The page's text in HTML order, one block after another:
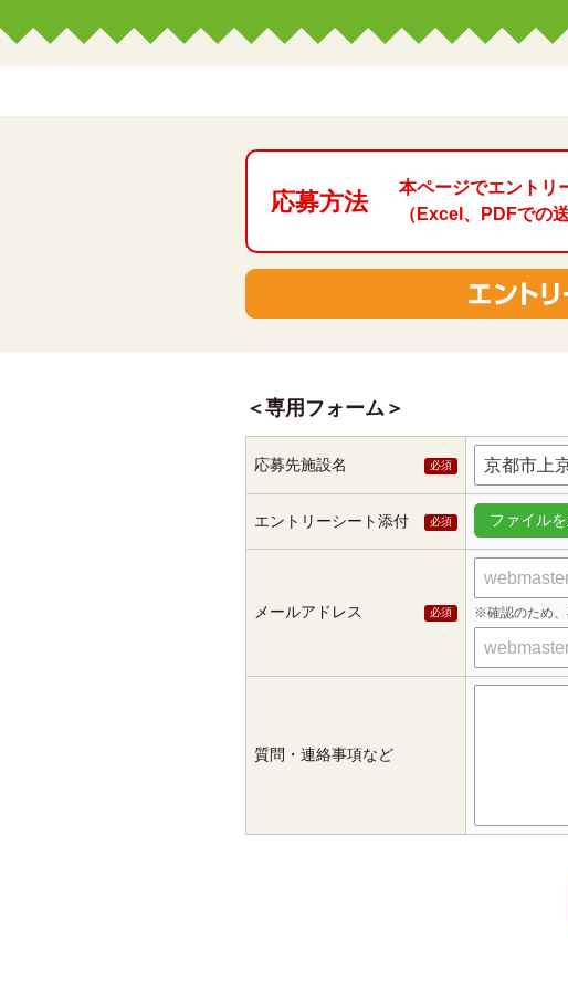
応募方法
本ページでエントリ
（Excel、PDFでの
専用フォーム
応募先施設名
エントリーシート添付
メールアドレス 確認のため
質問・連絡事項など